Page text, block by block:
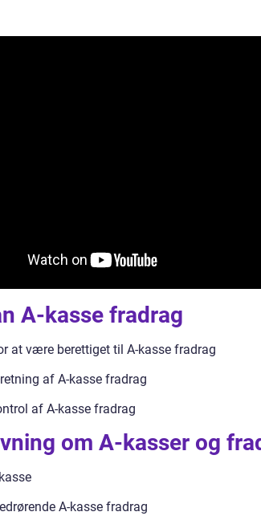
A-kasse fradrag
at være berettiget til A-kasse fradrag
af A-kasse fradrag
af A-kasse fradrag
om A-kasser og
A-kasse fradrag